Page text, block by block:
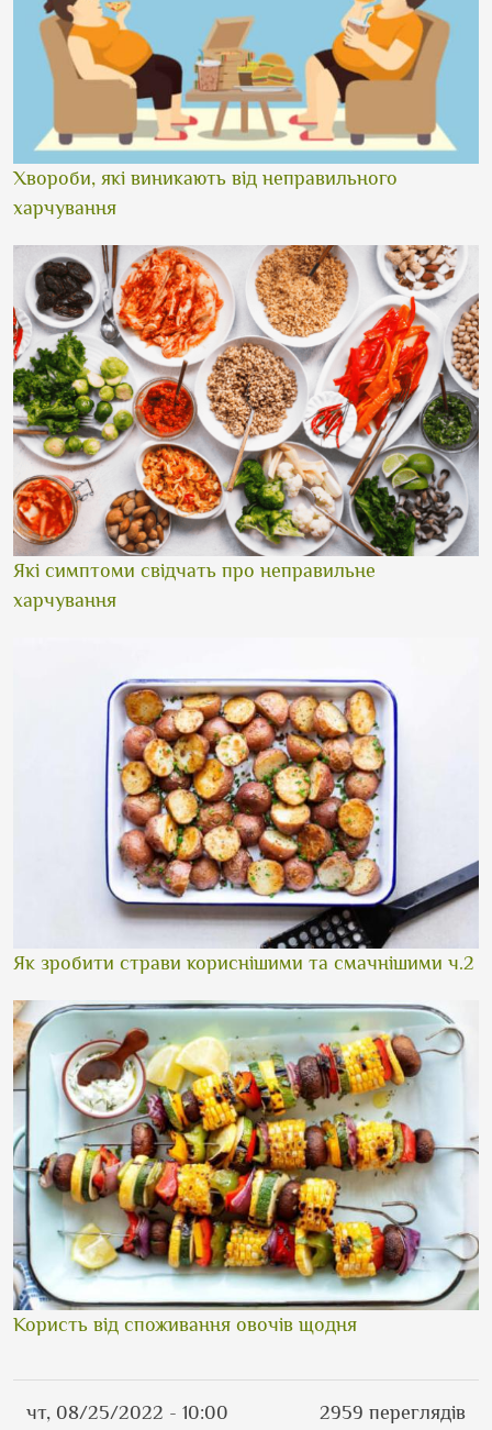
Хвороби, які виникають від неправильного
харчування
Які симптоми свідчать про неправильне
харчування
Як зробити страви кориснішими та смачнішими ч.2
Користь від споживання овочів щодня
чт, 08/25/2022 - 10:00 2959 переглядів